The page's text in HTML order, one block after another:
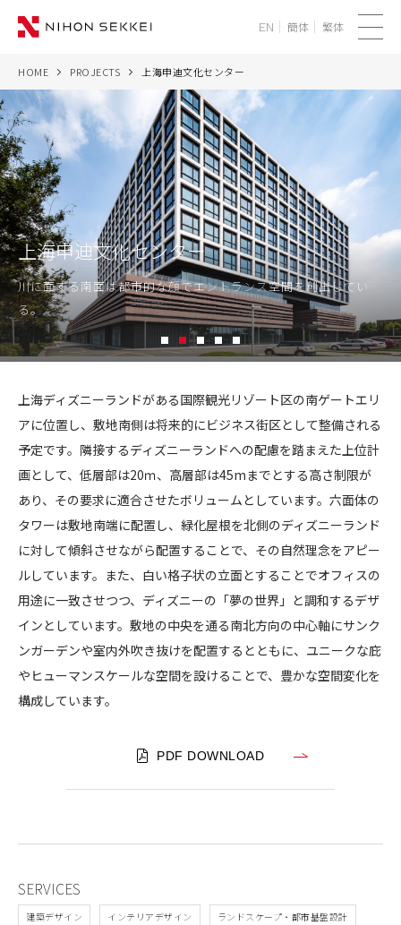
ュ
SERVICES
PROJECTS
THINK
NEWS
CORPORATE
RECRUIT
CONTACT
コンプライアンスポリシー プライバシーポリシー
EN 簡体 繁体
HOME PROJECTS 上海申迪文化センター
上海申迪文化センター
川に面する南面は都市的な顔でエントランス空間を創出してい
る。
1 2 3 4 5
上海ディズニーランドがある国際観光リゾート区の南ゲートエリ
アに位置し、敷地南側は将来的にビジネス街区として整備される
予定です。隣接するディズニーランドへの配慮を踏まえた上位計
画として、低層部は20ｍ、高層部は45mまでとする高さ制限が
あり、その要求に適合させたボリュームとしています。六面体の
タワーは敷地南端に配置し、緑化屋根を北側のディズニーランド
に対して傾斜させながら配置することで、その自然理念をアピー
ルしています。また、白い格子状の立面とすることでオフィスの
用途に一致させつつ、ディズニーの「夢の世界」と調和するデザ
インとしています。敷地の中央を通る南北方向の中心軸にサンク
ンガーデンや室内外吹き抜けを配置するとともに、ユニークな庇
やヒューマンスケールな空間を設けることで、豊かな空間変化を
構成しています。
PDF DOWNLOAD
SERVICES
建築デザイン インテリアデザイン ランドスケープ・都市基盤設計